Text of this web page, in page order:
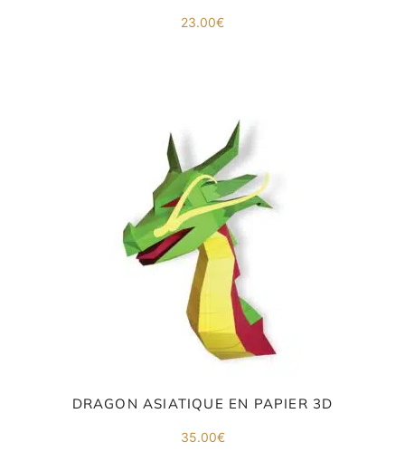
23.00€
DRAGON ASIATIQUE EN PAPIER 3D
35.00€